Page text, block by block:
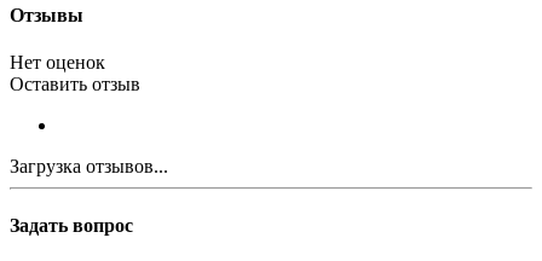
Отзывы
Нет оценок
Оставить отзыв
Загрузка отзывов...
Задать вопрос